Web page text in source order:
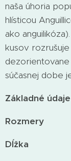
naša úhoria
hlísticou
ako
kusov
dezorientovane
súčasnej dobe
Základné údaje
Rozmery
Dĺžka